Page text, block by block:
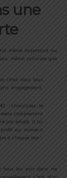
une
même important au
même principe que
chez vous tous
engagement,
) : choisissez le
comprenant
par email). Il lui
au moment
à chaque box !
tous les prix donc ne